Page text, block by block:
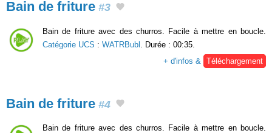
Bain de friture #3
Bain de friture avec des churros. Facile à mettre en boucle.
Catégorie UCS : WATRBubl . Durée : 00:35.
+ d'infos &
Téléchargement
Bain de friture #4
Bain de friture avec des churros. Facile à mettre en boucle.